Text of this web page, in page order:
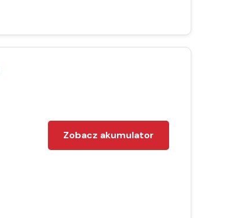
Zobacz akumulator